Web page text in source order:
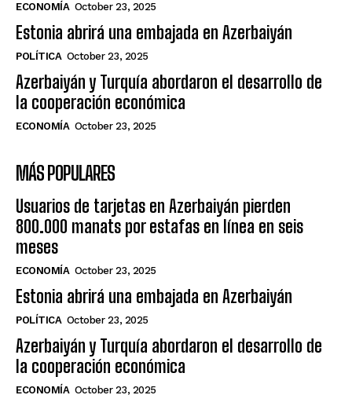
ECONOMÍA October 23, 2025
Estonia abrirá una embajada en Azerbaiyán
POLÍTICA October 23, 2025
Azerbaiyán y Turquía abordaron el desarrollo de
la cooperación económica
ECONOMÍA October 23, 2025
MÁS POPULARES
Usuarios de tarjetas en Azerbaiyán pierden
800.000 manats por estafas en línea en seis
meses
ECONOMÍA October 23, 2025
Estonia abrirá una embajada en Azerbaiyán
POLÍTICA October 23, 2025
Azerbaiyán y Turquía abordaron el desarrollo de
la cooperación económica
ECONOMÍA October 23, 2025